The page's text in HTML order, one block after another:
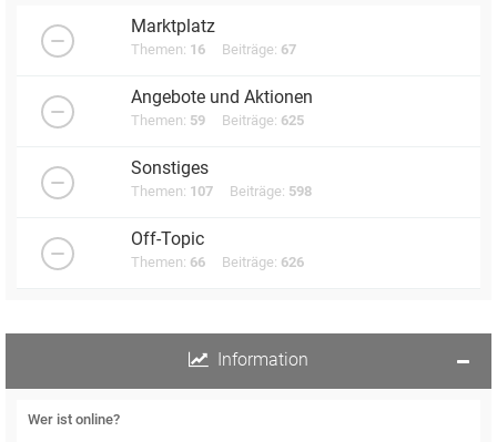
Marktplatz
Themen: 16 Beiträge: 67
Angebote und Aktionen
Themen: 59 Beiträge: 625
Sonstiges
Themen: 107 Beiträge: 598
Off-Topic
Themen: 66 Beiträge: 626
Information
Wer ist online?